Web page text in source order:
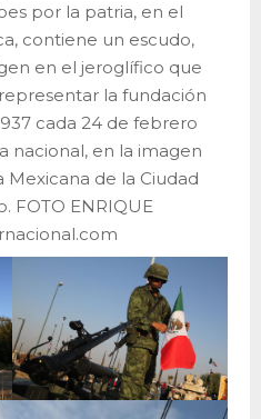
por la patria, en el
contiene un escudo,
en el jeroglífico que
la fundación
cada 24 de febrero
nacional, en la imagen
de la Ciudad
FOTO ENRIQUE